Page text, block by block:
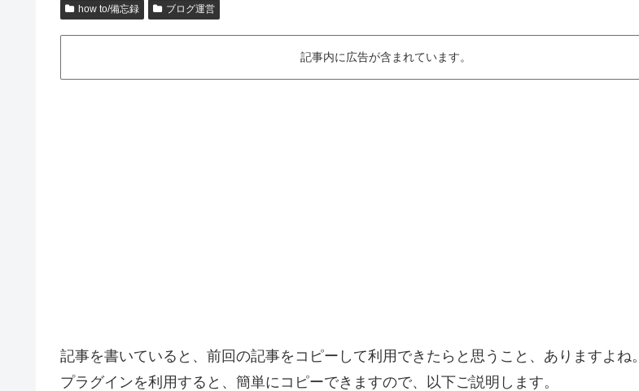
how to/備忘録 ブログ運営
記事内に広告が含まれています。
記事を書いていると、前回の記事をコピーして利用できたらと思うこと、ありますよね。
プラグインを利用すると、簡単にコピーできますので、以下ご説明します。